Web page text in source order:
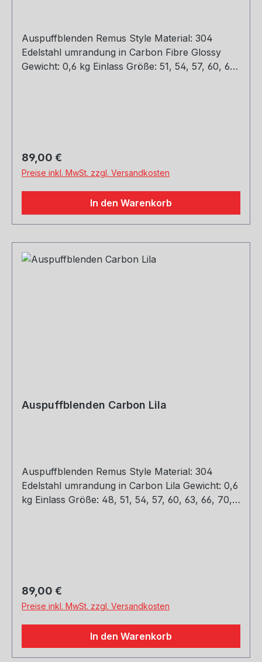
Auspuffblenden Remus Style Material: 304
Edelstahl umrandung in Carbon Fibre Glossy
Gewicht: 0,6 kg Einlass Größe: 51, 54, 57, 60, 63,
Regulärer Preis:
89,00 €
Preise inkl. MwSt. zzgl. Versandkosten
In den Warenkorb
Auspuffblenden Carbon Lila
Auspuffblenden Remus Style Material: 304
Edelstahl umrandung in Carbon Lila Gewicht: 0,6
kg Einlass Größe: 48, 51, 54, 57, 60, 63, 66, 70,
Regulärer Preis:
89,00 €
Preise inkl. MwSt. zzgl. Versandkosten
In den Warenkorb